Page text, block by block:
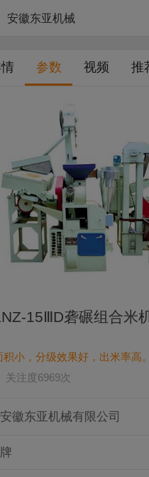
安徽东亚机械
参数 视频 推
15ⅢD砻碾组合米
小，分级效果好，出米率高。
关注度6969次
安徽东亚机械有限公司